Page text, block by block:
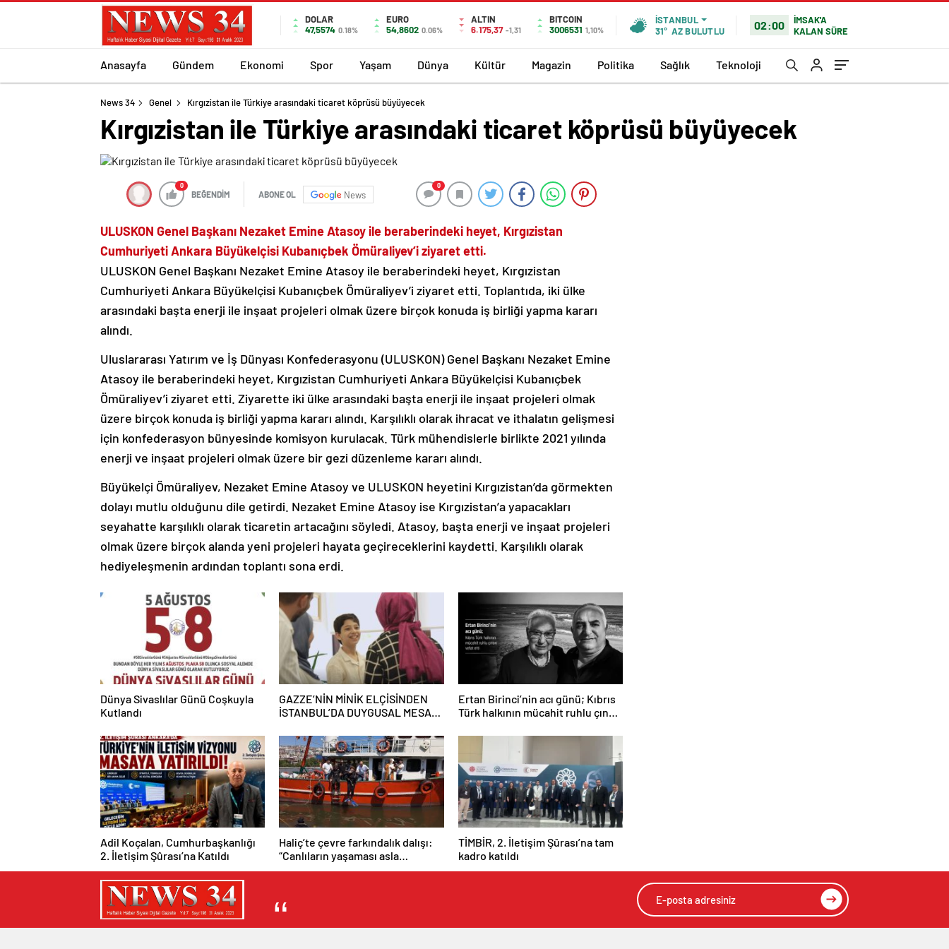
DOLAR
47,5574 0.18%
EURO
54,8602 0.06%
ALTIN
6.175,37 -1,31
BITCOIN
3006531 1,10%
İSTANBUL
31° AZ BULUTLU 02:00
İMSAK'A
KALAN SÜRE
Anasayfa Gündem Ekonomi Spor Yaşam Dünya Kültür Magazin Politika Sağlık Teknoloji
News 34 Genel Kırgızistan ile Türkiye arasındaki ticaret köprüsü büyüyecek
Kırgızistan ile Türkiye arasındaki ticaret köprüsü büyüyecek
0
BEĞENDİM ABONE OL News
0
ULUSKON Genel Başkanı Nezaket Emine Atasoy ile beraberindeki heyet, Kırgızistan
Cumhuriyeti Ankara Büyükelçisi Kubanıçbek Ömüraliyev’i ziyaret etti.
ULUSKON Genel Başkanı Nezaket Emine Atasoy ile beraberindeki heyet, Kırgızistan
Cumhuriyeti Ankara Büyükelçisi Kubanıçbek Ömüraliyev’i ziyaret etti. Toplantıda, iki ülke
arasındaki başta enerji ile inşaat projeleri olmak üzere birçok konuda iş birliği yapma kararı
alındı.
Uluslararası Yatırım ve İş Dünyası Konfederasyonu (ULUSKON) Genel Başkanı Nezaket Emine
Atasoy ile beraberindeki heyet, Kırgızistan Cumhuriyeti Ankara Büyükelçisi Kubanıçbek
Ömüraliyev’i ziyaret etti. Ziyarette iki ülke arasındaki başta enerji ile inşaat projeleri olmak
üzere birçok konuda iş birliği yapma kararı alındı. Karşılıklı olarak ihracat ve ithalatın gelişmesi
için konfederasyon bünyesinde komisyon kurulacak. Türk mühendislerle birlikte 2021 yılında
enerji ve inşaat projeleri olmak üzere bir gezi düzenleme kararı alındı.
Büyükelçi Ömüraliyev, Nezaket Emine Atasoy ve ULUSKON heyetini Kırgızistan’da görmekten
dolayı mutlu olduğunu dile getirdi. Nezaket Emine Atasoy ise Kırgızistan’a yapacakları
seyahatte karşılıklı olarak ticaretin artacağını söyledi. Atasoy, başta enerji ve inşaat projeleri
olmak üzere birçok alanda yeni projeleri hayata geçireceklerini kaydetti. Karşılıklı olarak
hediyeleşmenin ardından toplantı sona erdi.
Dünya Sivaslılar Günü Coşkuyla
Kutlandı
GAZZE’NİN MİNİK ELÇİSİNDEN
İSTANBUL’DA DUYGUSAL MESAJ:
Ertan Birinci’nin acı günü; Kıbrıs
Türk halkının mücahit ruhlu çınarı
Adil Koçalan, Cumhurbaşkanlığı
2. İletişim Şûrası’na Katıldı
Haliç’te çevre farkındalık dalışı:
“Canlıların yaşaması asla
mümkün değil”
TİMBİR, 2. İletişim Şûrası’na tam
kadro katıldı